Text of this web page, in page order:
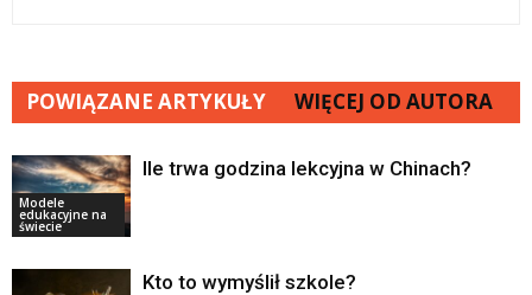
POWIĄZANE ARTYKUŁY WIĘCEJ OD AUTORA
Modele
edukacyjne na
świecie
Ile trwa godzina lekcyjna w Chinach?
Kto to wymyślił szkole?